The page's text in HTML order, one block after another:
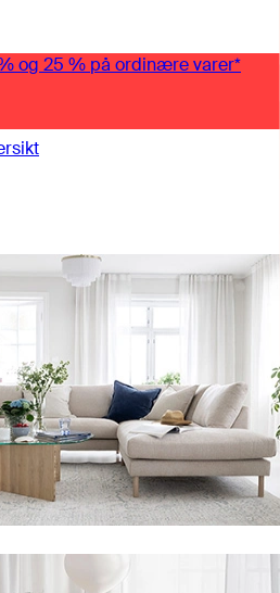
og 25 % på ordinære varer*